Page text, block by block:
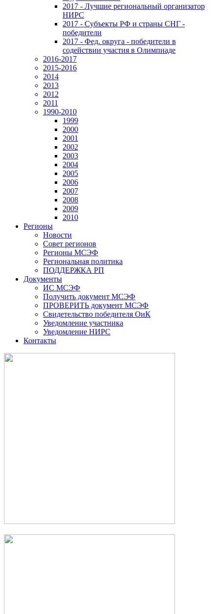
2017 - Лучшие региональный организатор
НИРС
2017 - Субъекты РФ и страны СНГ -
победители
2017 - Фед. округа - победители в
содействии участия в Олимпиаде
2016-2017
2015-2016
2014
2013
2012
2011
1990-2010
1999
2000
2001
2002
2003
2004
2005
2006
2007
2008
2009
2010
Регионы
Новости
Совет регионов
Регионы МСЭФ
Региональная политика
ПОДДЕРЖКА РП
Документы
ИС МСЭФ
Получить документ МСЭФ
ПРОВЕРИТЬ документ МСЭФ
Свидетельство победителя ОиК
Уведомление участника
Уведомление НИРС
Контакты